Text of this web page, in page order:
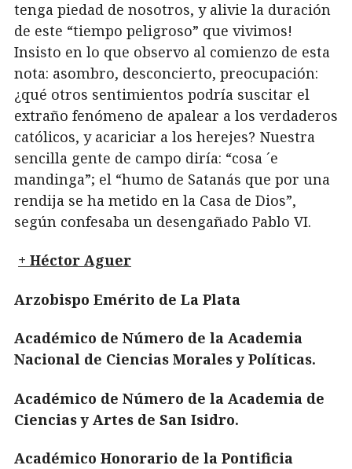
tenga piedad de nosotros, y alivie la duración
de este “tiempo peligroso” que vivimos!
Insisto en lo que observo al comienzo de esta
nota: asombro, desconcierto, preocupación:
¿qué otros sentimientos podría suscitar el
extraño fenómeno de apalear a los verdaderos
católicos, y acariciar a los herejes? Nuestra
sencilla gente de campo diría: “cosa ´e
mandinga”; el “humo de Satanás que por una
rendija se ha metido en la Casa de Dios”,
según confesaba un desengañado Pablo VI.
+ Héctor Aguer
Arzobispo Emérito de La Plata
Académico de Número de la Academia
Nacional de Ciencias Morales y Políticas.
Académico de Número de la Academia de
Ciencias y Artes de San Isidro.
Académico Honorario de la Pontificia